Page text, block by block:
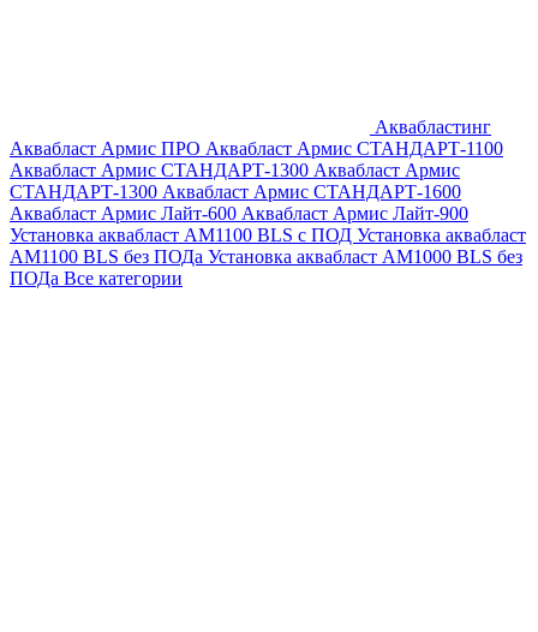
Аквабластинг
Аквабласт Армис ПРО Аквабласт Армис СТАНДАРТ-1100
Аквабласт Армис СТАНДАРТ-1300 Аквабласт Армис
СТАНДАРТ-1300 Аквабласт Армис СТАНДАРТ-1600
Аквабласт Армис Лайт-600 Аквабласт Армис Лайт-900
Установка аквабласт AM1100 BLS с ПОД Установка аквабласт
AM1100 BLS без ПОДа Установка аквабласт AM1000 BLS без
ПОДа Все категории